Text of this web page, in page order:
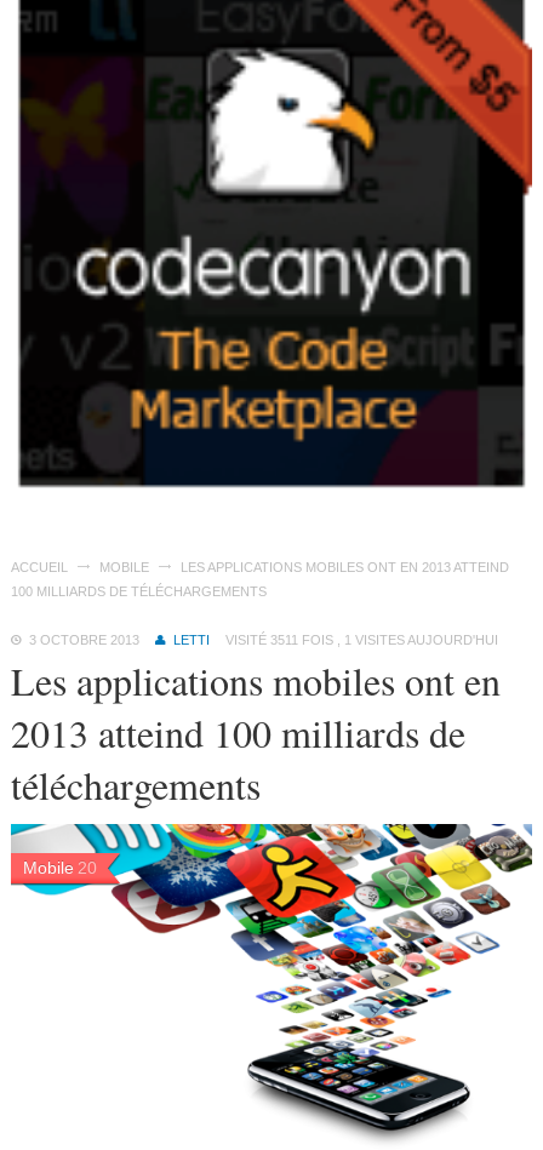
ACCUEIL MOBILE
LES APPLICATIONS MOBILES ONT EN 2013 ATTEIND
100 MILLIARDS DE TÉLÉCHARGEMENTS
3 OCTOBRE 2013 LETTI VISITÉ 3511 FOIS , 1 VISITES AUJOURD'HUI
Les applications mobiles ont en
2013 atteind 100 milliards de
téléchargements
Mobile 20